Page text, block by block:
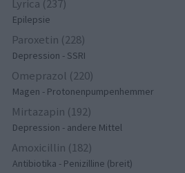
Lyrica (237)
Epilepsie
Paroxetin (228)
Depression - SSRI
Omeprazol (220)
Magen - Protonenpumpenhemmer
Mirtazapin (192)
Depression - andere Mittel
Amoxicillin (182)
Antibiotika - Penizilline (breit)